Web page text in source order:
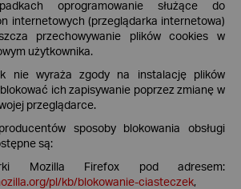
oprogramowanie służące do
internetowych (przeglądarka internetowa)
przechowywanie plików cookies w
użytkownika.
nie wyraża zgody na instalację plików
ich zapisywanie poprzez zmianę w
przeglądarce.
sposoby blokowania obsługi
są:
Mozilla Firefox pod adresem:
pl/kb/blokowanie-ciasteczek,